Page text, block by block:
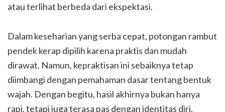
atau terlihat berbeda dari ekspektasi.
Dalam keseharian yang serba cepat, potongan rambut
pendek kerap dipilih karena praktis dan mudah
dirawat. Namun, kepraktisan ini sebaiknya tetap
diimbangi dengan pemahaman dasar tentang bentuk
wajah. Dengan begitu, hasil akhirnya bukan hanya
rapi, tetapi juga terasa pas dengan identitas diri.